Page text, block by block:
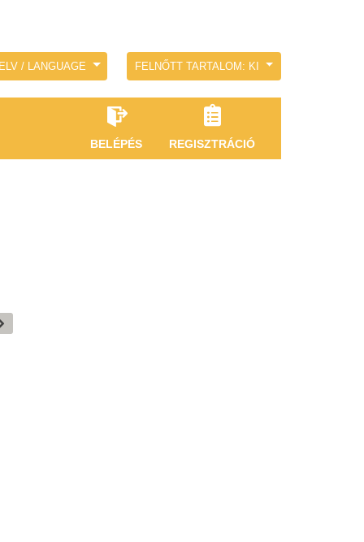
/ LANGUAGE FELNŐTT TARTALOM: KI
BELÉPÉS REGISZTRÁCIÓ